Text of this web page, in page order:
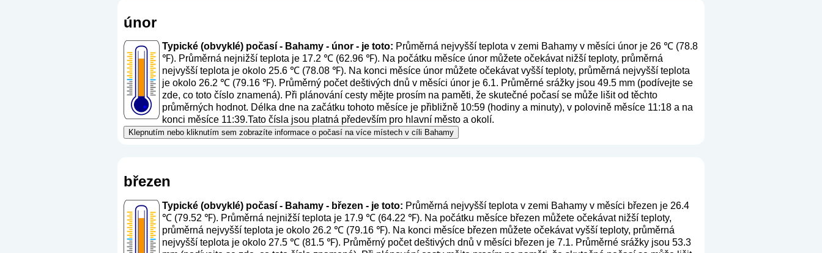
únor
Typické (obvyklé) počasí - Bahamy - únor - je toto: Průměrná nejvyšší teplota v zemi Bahamy v měsíci únor je 26 ℃ (78.8
℉). Průměrná nejnižší teplota je 17.2 ℃ (62.96 ℉). Na počátku měsíce únor můžete očekávat nižší teploty, průměrná
nejvyšší teplota je okolo 25.6 ℃ (78.08 ℉). Na konci měsíce únor můžete očekávat vyšší teploty, průměrná nejvyšší teplota
je okolo 26.2 ℃ (79.16 ℉). Průměrný počet deštivých dnů v měsíci únor je 6.1. Průměrné srážky jsou 49.5 mm (podívejte se
zde, co toto číslo znamená). Při plánování cesty mějte prosím na paměti, že skutečné počasí se může lišit od těchto
průměrných hodnot. Délka dne na začátku tohoto měsíce je přibližně 10:59 (hodiny a minuty), v polovině měsíce 11:18 a na
konci měsíce 11:39.Tato čísla jsou platná především pro hlavní město a okolí.
Klepnutím nebo kliknutím sem zobrazíte informace o počasí na více místech v cíli Bahamy
březen
Typické (obvyklé) počasí - Bahamy - březen - je toto: Průměrná nejvyšší teplota v zemi Bahamy v měsíci březen je 26.4
℃ (79.52 ℉). Průměrná nejnižší teplota je 17.9 ℃ (64.22 ℉). Na počátku měsíce březen můžete očekávat nižší teploty,
průměrná nejvyšší teplota je okolo 26.2 ℃ (79.16 ℉). Na konci měsíce březen můžete očekávat vyšší teploty, průměrná
nejvyšší teplota je okolo 27.5 ℃ (81.5 ℉). Průměrný počet deštivých dnů v měsíci březen je 7.1. Průměrné srážky jsou 53.3